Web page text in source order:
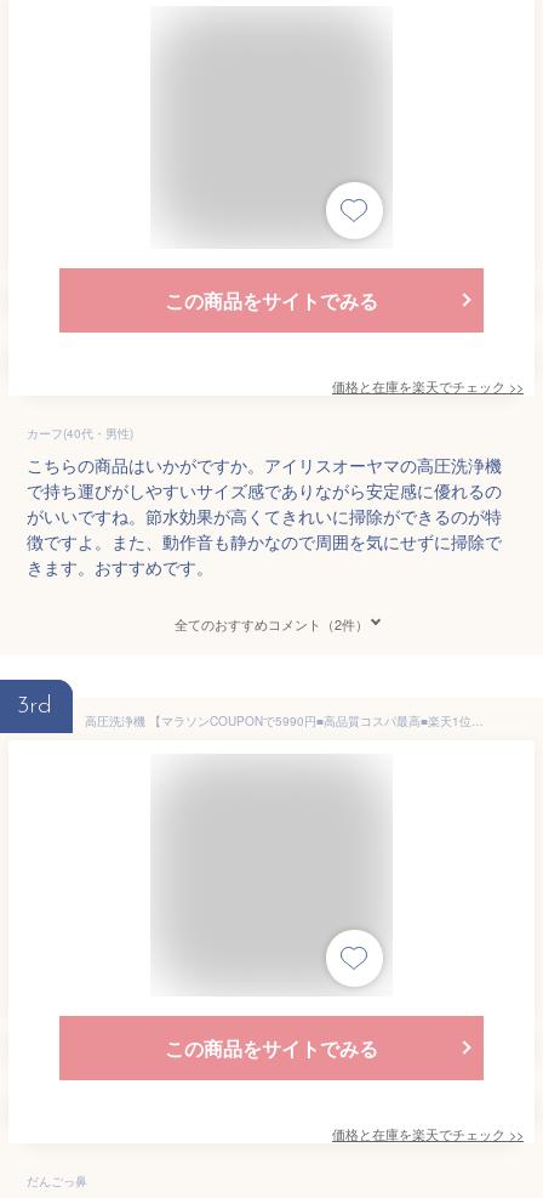
この商品をサイトでみる
価格と在庫を楽天でチェック >>
カーフ(40代・男性)
こちらの商品はいかがですか。アイリスオーヤマの高圧洗浄機
で持ち運びがしやすいサイズ感でありながら安定感に優れるの
がいいですね。節水効果が高くてきれいに掃除ができるのが特
徴ですよ。また、動作音も静かなので周囲を気にせずに掃除で
きます。おすすめです。
全てのおすすめコメント（2件）
3rd
高圧洗浄機 【マラソンCOUPONで5990円■高品質コスパ最高■楽天1位！】コードレス 充電式 家庭用 洗車 噴射圧力6Mpa 噴射水量6L/min 21V 500W 自吸式 初心者 高圧洗浄器 6段階マルチスプレー フォームガン コンパクト 洗車機強力噴射 軽量 洗車/庭/ベランダ 2年保証
この商品をサイトでみる
価格と在庫を楽天でチェック >>
だんごっ鼻